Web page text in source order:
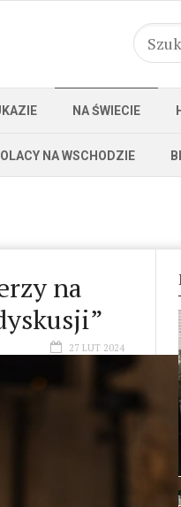
NA ŚWIECIE
NA WSCHODZIE
na
27 LUT 2024